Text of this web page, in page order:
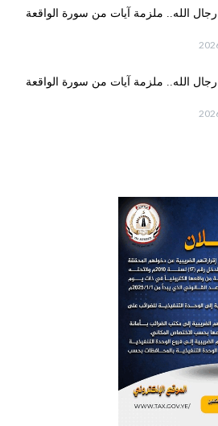
الله.. ملزمة آيات من سورة الواقعة
الله.. ملزمة آيات من سورة الواقعة